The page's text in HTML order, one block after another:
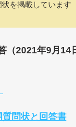
を掲載しています
（2021年9月14
問状と回答書